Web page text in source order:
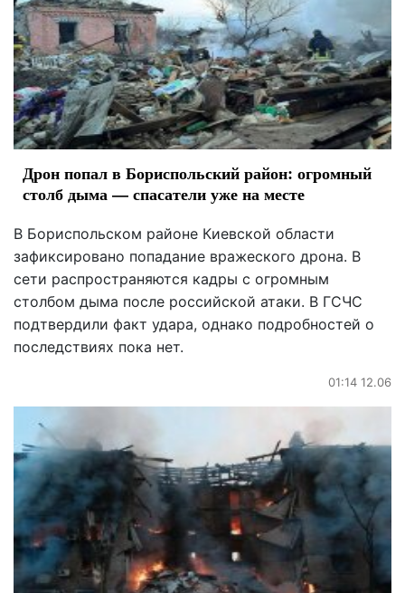
Дрон попал в Бориспольский район: огромный
столб дыма — спасатели уже на месте
В Бориспольском районе Киевской области
зафиксировано попадание вражеского дрона. В
сети распространяются кадры с огромным
столбом дыма после российской атаки. В ГСЧС
подтвердили факт удара, однако подробностей о
последствиях пока нет.
01:14 12.06